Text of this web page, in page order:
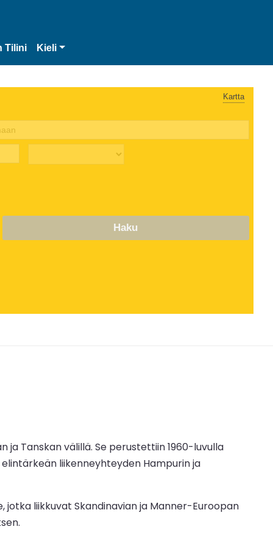
Tilini Kieli
Kartta
Haku
ja Tanskan välillä. Se perustettiin 1960-luvulla
liikenneyhteyden Hampurin ja
liikkuvat Skandinavian ja Manner-Euroopan